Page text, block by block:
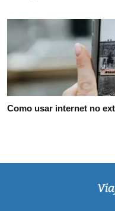
Como usar internet no